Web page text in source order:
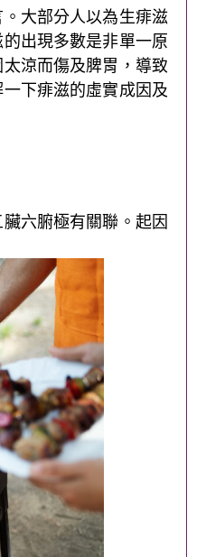
大部分人以為生痱滋
出現多數是非單一原
涼而傷及脾胃，導致
下痱滋的虛實成因及
六腑極有關聯。起因